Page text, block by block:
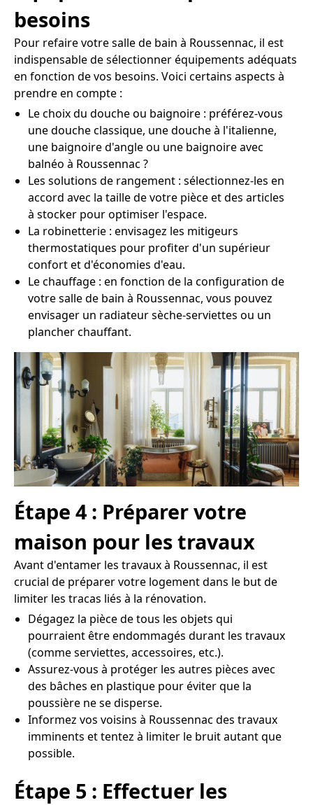
besoins
Pour refaire votre salle de bain à Roussennac, il est
indispensable de sélectionner équipements adéquats
en fonction de vos besoins. Voici certains aspects à
prendre en compte :
Le choix du douche ou baignoire : préférez-vous
une douche classique, une douche à l'italienne,
une baignoire d'angle ou une baignoire avec
balnéo à Roussennac ?
Les solutions de rangement : sélectionnez-les en
accord avec la taille de votre pièce et des articles
à stocker pour optimiser l'espace.
La robinetterie : envisagez les mitigeurs
thermostatiques pour profiter d'un supérieur
confort et d'économies d'eau.
Le chauffage : en fonction de la configuration de
votre salle de bain à Roussennac, vous pouvez
envisager un radiateur sèche-serviettes ou un
plancher chauffant.
Étape 4 : Préparer votre
maison pour les travaux
Avant d'entamer les travaux à Roussennac, il est
crucial de préparer votre logement dans le but de
limiter les tracas liés à la rénovation.
Dégagez la pièce de tous les objets qui
pourraient être endommagés durant les travaux
(comme serviettes, accessoires, etc.).
Assurez-vous à protéger les autres pièces avec
des bâches en plastique pour éviter que la
poussière ne se disperse.
Informez vos voisins à Roussennac des travaux
imminents et tentez à limiter le bruit autant que
possible.
Étape 5 : Effectuer les